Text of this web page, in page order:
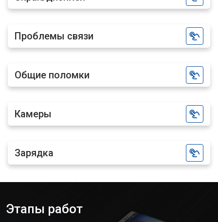
Проблемы связи
Общие поломки
Камеры
Зарядка
Этапы работ